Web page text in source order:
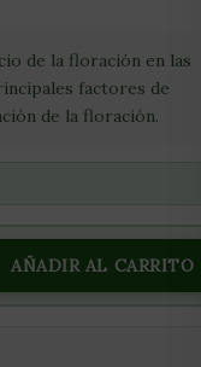
de la floración en las
factores de
de la floración.
AÑADIR AL CARRITO